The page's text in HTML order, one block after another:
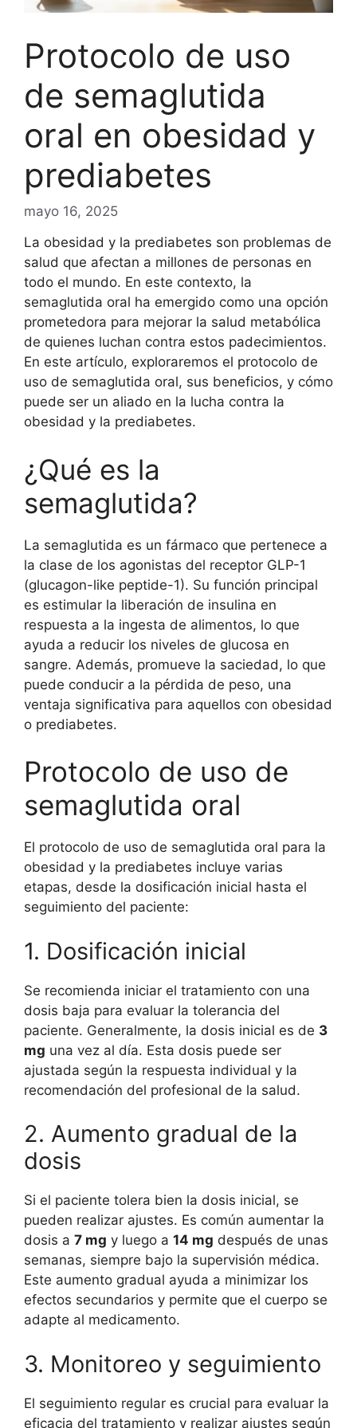
Protocolo de uso
de semaglutida
oral en obesidad y
prediabetes
mayo 16, 2025
La obesidad y la prediabetes son problemas de
salud que afectan a millones de personas en
todo el mundo. En este contexto, la
semaglutida oral ha emergido como una opción
prometedora para mejorar la salud metabólica
de quienes luchan contra estos padecimientos.
En este artículo, exploraremos el protocolo de
uso de semaglutida oral, sus beneficios, y cómo
puede ser un aliado en la lucha contra la
obesidad y la prediabetes.
¿Qué es la
semaglutida?
La semaglutida es un fármaco que pertenece a
la clase de los agonistas del receptor GLP-1
(glucagon-like peptide-1). Su función principal
es estimular la liberación de insulina en
respuesta a la ingesta de alimentos, lo que
ayuda a reducir los niveles de glucosa en
sangre. Además, promueve la saciedad, lo que
puede conducir a la pérdida de peso, una
ventaja significativa para aquellos con obesidad
o prediabetes.
Protocolo de uso de
semaglutida oral
El protocolo de uso de semaglutida oral para la
obesidad y la prediabetes incluye varias
etapas, desde la dosificación inicial hasta el
seguimiento del paciente:
1. Dosificación inicial
Se recomienda iniciar el tratamiento con una
dosis baja para evaluar la tolerancia del
paciente. Generalmente, la dosis inicial es de 3
mg una vez al día. Esta dosis puede ser
ajustada según la respuesta individual y la
recomendación del profesional de la salud.
2. Aumento gradual de la
dosis
Si el paciente tolera bien la dosis inicial, se
pueden realizar ajustes. Es común aumentar la
dosis a 7 mg y luego a 14 mg después de unas
semanas, siempre bajo la supervisión médica.
Este aumento gradual ayuda a minimizar los
efectos secundarios y permite que el cuerpo se
adapte al medicamento.
3. Monitoreo y seguimiento
El seguimiento regular es crucial para evaluar la
eficacia del tratamiento y realizar ajustes según